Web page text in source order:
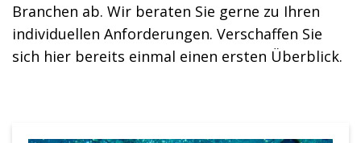
Branchen ab. Wir beraten Sie gerne zu Ihren
individuellen Anforderungen. Verschaffen Sie
sich hier bereits einmal einen ersten Überblick.